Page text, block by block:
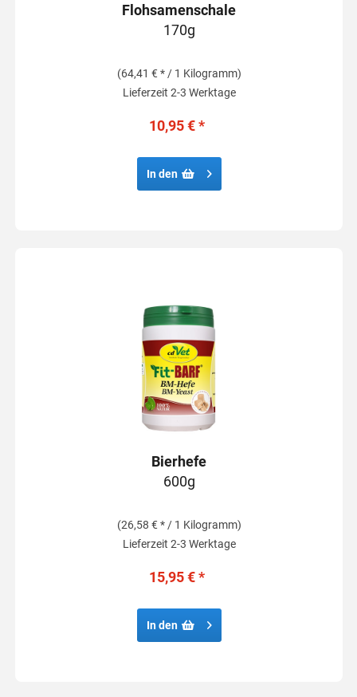
Flohsamenschale
170g
(64,41 € * / 1 Kilogramm)
Lieferzeit 2-3 Werktage
10,95 € *
In den
Bierhefe
600g
(26,58 € * / 1 Kilogramm)
Lieferzeit 2-3 Werktage
15,95 € *
In den